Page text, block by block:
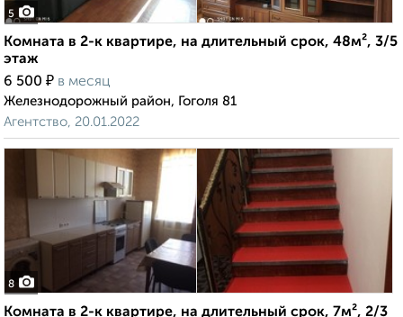
5
Комната в 2-к квартире, на длительный срок, 48м², 3/5
этаж
6 500 ₽ в месяц
Железнодорожный район, Гоголя 81
Агентство, 20.01.2022
8
Комната в 2-к квартире, на длительный срок, 7м², 2/3